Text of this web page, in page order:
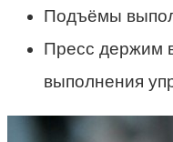
Подъёмы
Пресс держим
выполнения